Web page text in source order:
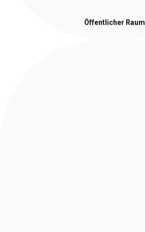
Öffentlicher Raum